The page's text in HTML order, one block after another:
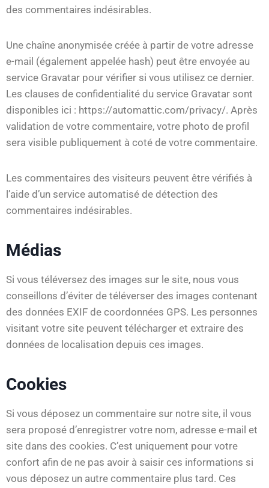
des commentaires indésirables.
Une chaîne anonymisée créée à partir de votre adresse
e-mail (également appelée hash) peut être envoyée au
service Gravatar pour vérifier si vous utilisez ce dernier.
Les clauses de confidentialité du service Gravatar sont
disponibles ici : https://automattic.com/privacy/. Après
validation de votre commentaire, votre photo de profil
sera visible publiquement à coté de votre commentaire.
Les commentaires des visiteurs peuvent être vérifiés à
l’aide d’un service automatisé de détection des
commentaires indésirables.
Médias
Si vous téléversez des images sur le site, nous vous
conseillons d’éviter de téléverser des images contenant
des données EXIF de coordonnées GPS. Les personnes
visitant votre site peuvent télécharger et extraire des
données de localisation depuis ces images.
Cookies
Si vous déposez un commentaire sur notre site, il vous
sera proposé d’enregistrer votre nom, adresse e-mail et
site dans des cookies. C’est uniquement pour votre
confort afin de ne pas avoir à saisir ces informations si
vous déposez un autre commentaire plus tard. Ces